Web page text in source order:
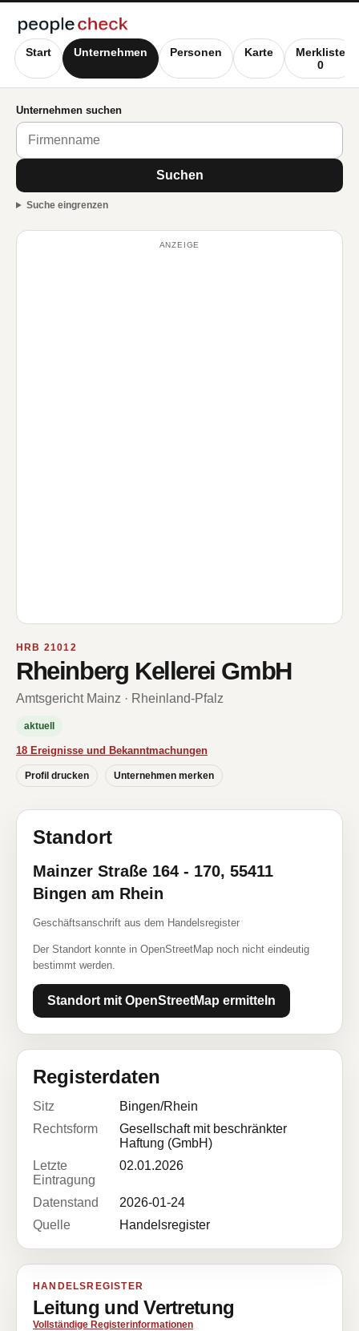
Start Unternehmen Personen Karte
Merkliste
0
Unternehmen suchen
Suchen
Suche eingrenzen
ANZEIGE
HRB 21012
Rheinberg Kellerei GmbH
Amtsgericht Mainz · Rheinland-Pfalz
aktuell
18 Ereignisse und Bekanntmachungen
Profil drucken Unternehmen merken
Standort
Mainzer Straße 164 - 170, 55411
Bingen am Rhein
Geschäftsanschrift aus dem Handelsregister
Der Standort konnte in OpenStreetMap noch nicht eindeutig
bestimmt werden.
Standort mit OpenStreetMap ermitteln
Registerdaten
Sitz
Bingen/Rhein
Rechtsform
Gesellschaft mit beschränkter
Haftung (GmbH)
Letzte
Eintragung
02.01.2026
Datenstand
2026-01-24
Quelle
Handelsregister
HANDELSREGISTER
Leitung und Vertretung
Vollständige Registerinformationen